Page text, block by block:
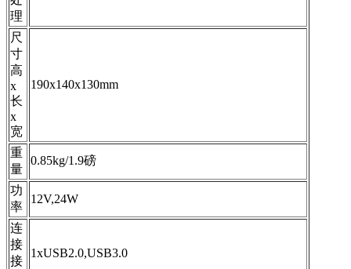
理
尺
寸
高
x
长
x
宽
190x140x130mm
重
量
0.85kg/1.9磅
功
率
12V,24W
连
接
接
1хUSB2.0,USB3.0